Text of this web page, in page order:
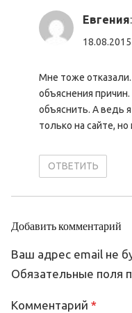
Евгения:
Мне тоже
объяснения
объяснить. А ведь
только на сайте, но
ОТВЕТИТЬ
Добавить комментарий
Ваш адрес email не
Обязательные поля
Комментарий *